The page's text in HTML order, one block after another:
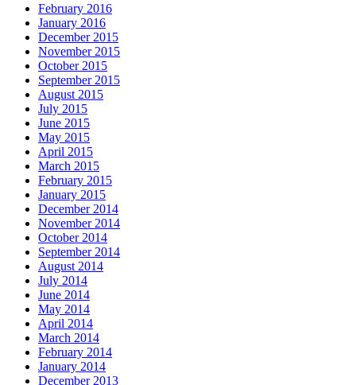
February 2016
January 2016
December 2015
November 2015
October 2015
September 2015
August 2015
July 2015
June 2015
May 2015
April 2015
March 2015
February 2015
January 2015
December 2014
November 2014
October 2014
September 2014
August 2014
July 2014
June 2014
May 2014
April 2014
March 2014
February 2014
January 2014
December 2013